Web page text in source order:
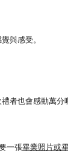
與感受。
者也會感動萬分
一張畢業照片或